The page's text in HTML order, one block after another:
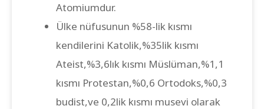
Atomiumdur.
Ülke nüfusunun %58-lik kısmı
kendilerini Katolik,%35lik kısmı
Ateist,%3,6lık kısmı Müslüman,%1,1
kısmı Protestan,%0,6 Ortodoks,%0,3
budist,ve 0,2lik kısmı musevi olarak